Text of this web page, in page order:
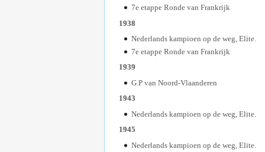
7e etappe Ronde van Frankrijk
1938
Nederlands kampioen op de weg, Elite.
7e etappe Ronde van Frankrijk
1939
G.P van Noord-Vlaanderen
1943
Nederlands kampioen op de weg, Elite.
1945
Nederlands kampioen op de weg, Elite.